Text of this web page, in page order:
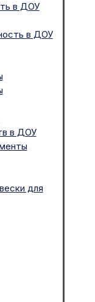
в ДОУ
в ДОУ
в ДОУ
для